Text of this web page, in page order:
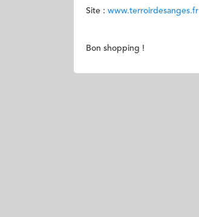
Site : www.terroirdesanges.fr
Bon shopping !